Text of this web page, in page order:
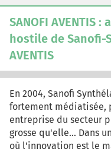
SANOFI AVENTIS
hostile de Sanofi-
AVENTIS
En 2004, Sanofi
fortement médiatisée,
entreprise du secteur
grosse qu'elle... Dans
où l'innovation est le